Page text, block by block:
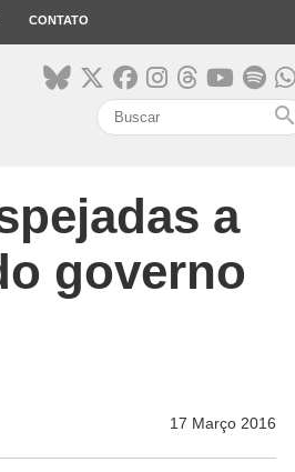
CONTATO
search
a
governo
17 Março 2016